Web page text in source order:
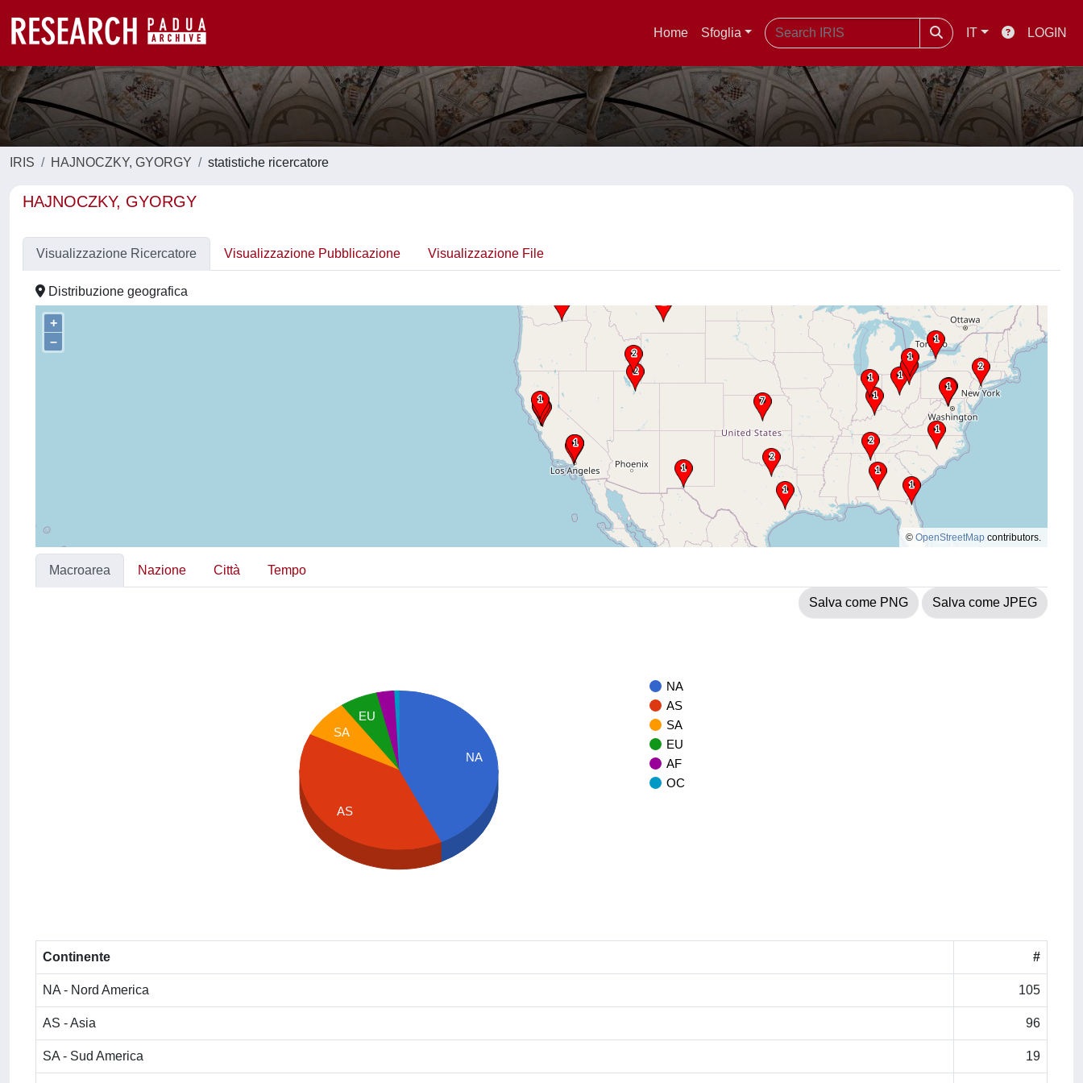
Home Sfoglia IT LOGIN
IRIS HAJNOCZKY, GYORGY statistiche ricercatore
HAJNOCZKY, GYORGY
Visualizzazione Ricercatore Visualizzazione Pubblicazione Visualizzazione File
Distribuzione geografica
+
–
© OpenStreetMap contributors.
Macroarea Nazione Città Tempo
Salva come PNG Salva come JPEG
NA
AS
SA
EU
AF
OC
NA
EU
SA
AS
Continente #
NA - Nord America 105
AS - Asia 96
SA - Sud America 19